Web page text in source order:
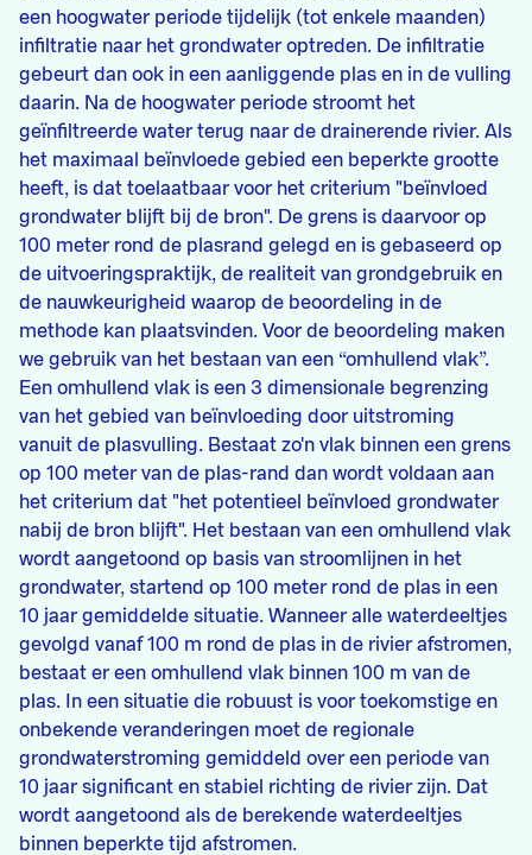
een hoogwater periode tijdelijk (tot enkele maanden)
infiltratie naar het grondwater optreden. De infiltratie
gebeurt dan ook in een aanliggende plas en in de vulling
daarin. Na de hoogwater periode stroomt het
geïnfiltreerde water terug naar de drainerende rivier. Als
het maximaal beïnvloede gebied een beperkte grootte
heeft, is dat toelaatbaar voor het criterium "beïnvloed
grondwater blijft bij de bron". De grens is daarvoor op
100 meter rond de plasrand gelegd en is gebaseerd op
de uitvoeringspraktijk, de realiteit van grondgebruik en
de nauwkeurigheid waarop de beoordeling in de
methode kan plaatsvinden. Voor de beoordeling maken
we gebruik van het bestaan van een “omhullend vlak”.
Een omhullend vlak is een 3 dimensionale begrenzing
van het gebied van beïnvloeding door uitstroming
vanuit de plasvulling. Bestaat zo'n vlak binnen een grens
op 100 meter van de plas-rand dan wordt voldaan aan
het criterium dat "het potentieel beïnvloed grondwater
nabij de bron blijft". Het bestaan van een omhullend vlak
wordt aangetoond op basis van stroomlijnen in het
grondwater, startend op 100 meter rond de plas in een
10 jaar gemiddelde situatie. Wanneer alle waterdeeltjes
gevolgd vanaf 100 m rond de plas in de rivier afstromen,
bestaat er een omhullend vlak binnen 100 m van de
plas. In een situatie die robuust is voor toekomstige en
onbekende veranderingen moet de regionale
grondwaterstroming gemiddeld over een periode van
10 jaar significant en stabiel richting de rivier zijn. Dat
wordt aangetoond als de berekende waterdeeltjes
binnen beperkte tijd afstromen.